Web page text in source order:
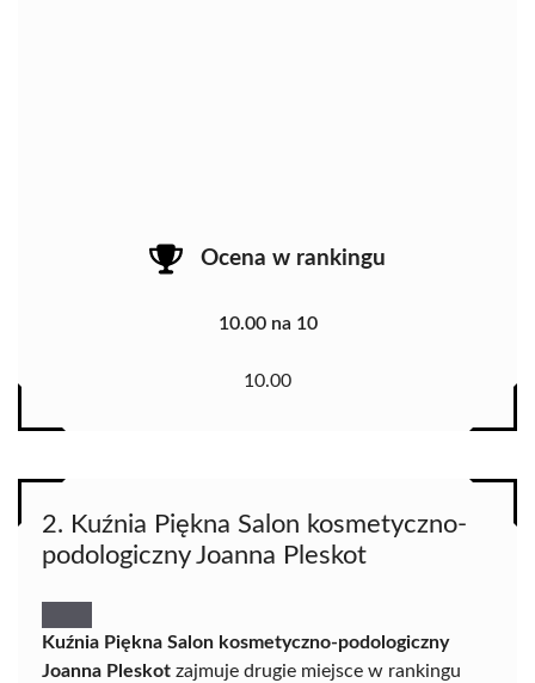
Ocena w rankingu
10.00 na 10
10.00
2. Kuźnia Piękna Salon kosmetyczno-
podologiczny Joanna Pleskot
Kuźnia Piękna Salon kosmetyczno-podologiczny
Joanna Pleskot zajmuje drugie miejsce w rankingu